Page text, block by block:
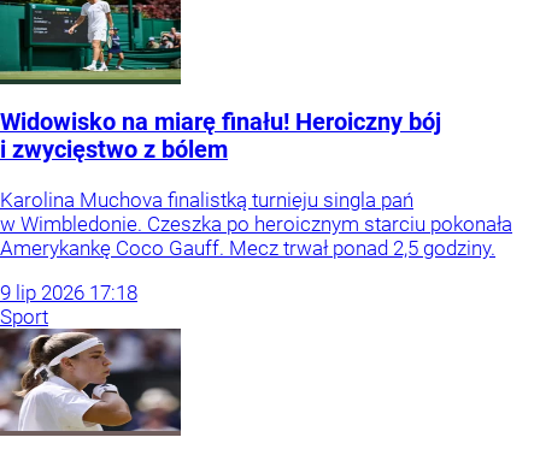
Widowisko na miarę finału! Heroiczny bój
i zwycięstwo z bólem
Karolina Muchova finalistką turnieju singla pań
w Wimbledonie. Czeszka po heroicznym starciu pokonała
Amerykankę Coco Gauff. Mecz trwał ponad 2,5 godziny.
9 lip 2026 17:18
Sport